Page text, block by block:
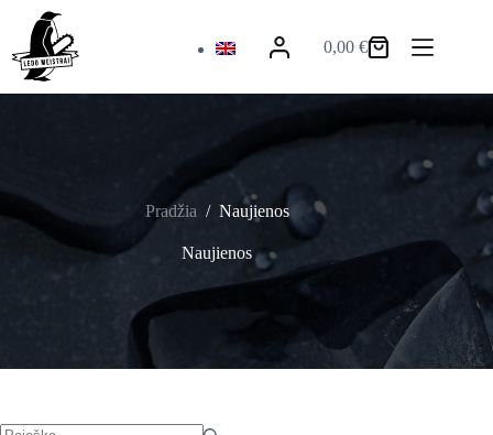
content
Krepšelis
0,00€
Pradžia / Naujienos
Naujienos